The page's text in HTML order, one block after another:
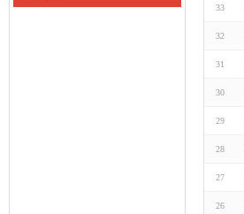
33
32
31
30
29
28
27
26